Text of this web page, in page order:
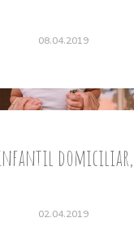
08.04.2019
02.04.2019